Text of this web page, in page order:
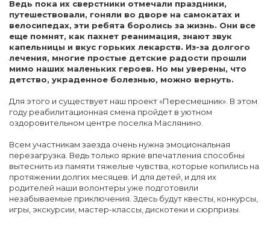
Ведь пока их сверстники отмечали праздники,
путешествовали, гоняли во дворе на самокатах и
велосипедах, эти ребята боролись за жизнь. Они все
еще помнят, как пахнет реанимация, знают звук
капельницы и вкус горьких лекарств. Из-за долгого
лечения, многие простые детские радости прошли
мимо наших маленьких героев. Но мы уверены, что
детство, украденное болезнью, можно вернуть.
Для этого и существует наш проект «Пересмешник». В этом
году реабилитационная смена пройдет в уютном
оздоровительном центре поселка Маслянино.
Всем участникам заезда очень нужна эмоциональная
перезагрузка. Ведь только яркие впечатления способны
вытеснить из памяти тяжелые чувства, которые копились на
протяжении долгих месяцев. И для детей, и для их
родителей наши волонтеры уже подготовили
незабываемые приключения. Здесь будут квесты, конкурсы,
игры, экскурсии, мастер-классы, дискотеки и сюрпризы.